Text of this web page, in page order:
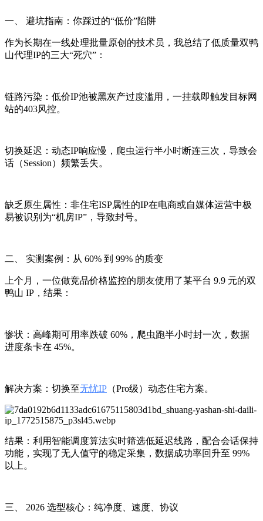
一、 避坑指南：你踩过的“低价”陷阱
作为长期在一线处理批量原创的技术员，我总结了低质量双鸭
山代理IP的三大“死穴”：
链路污染：低价IP池被黑灰产过度滥用，一挂载即触发目标网
站的403风控。
切换延迟：动态IP响应慢，爬虫运行半小时断连三次，导致会
话（Session）频繁丢失。
缺乏原生属性：非住宅ISP属性的IP在电商或自媒体运营中极
易被识别为“机房IP”，导致封号。
二、 实测案例：从 60% 到 99% 的质变
上个月，一位做竞品价格监控的朋友使用了某平台 9.9 元的双
鸭山 IP，结果：
惨状：高峰期可用率跌破 60%，爬虫跑半小时封一次，数据
进度条卡在 45%。
解决方案：切换至无忧IP （Pro级）动态住宅方案。
结果：利用智能调度算法实时筛选低延迟线路，配合会话保持
功能，实现了无人值守的稳定采集，数据成功率回升至 99%
以上。
三、 2026 选型核心：纯净度、速度、协议